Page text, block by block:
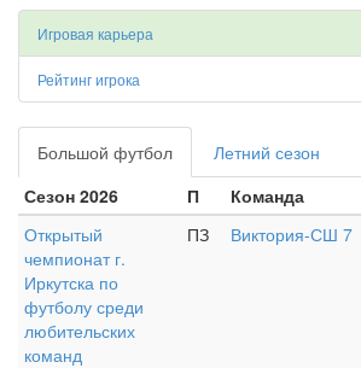
Игровая карьера
Рейтинг игрока
Большой футбол Летний сезон
Сезон 2026
П Команда
Открытый
чемпионат г.
Иркутска по
футболу среди
любительских
команд
ПЗ Виктория-СШ 7